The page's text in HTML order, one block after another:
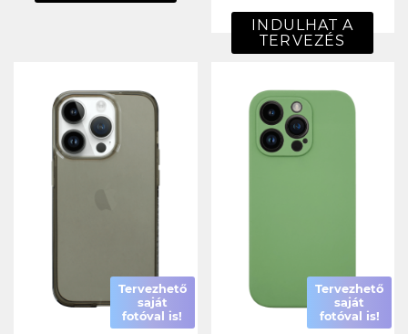
INDULHAT A
TERVEZÉS
Tervezhető
saját
fotóval is!
Tervezhető
saját
fotóval is!